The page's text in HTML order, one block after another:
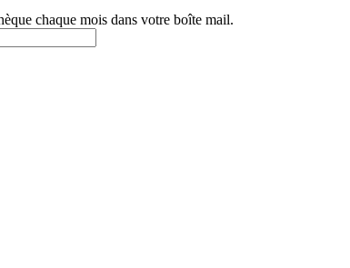
chaque mois dans votre boîte mail.